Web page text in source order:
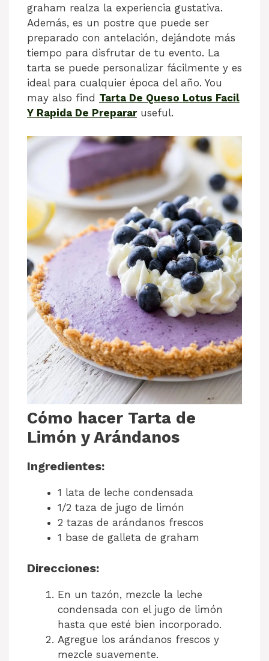
graham realza la experiencia gustativa.
Además, es un postre que puede ser
preparado con antelación, dejándote más
tiempo para disfrutar de tu evento. La
tarta se puede personalizar fácilmente y es
ideal para cualquier época del año. You
may also find Tarta De Queso Lotus Facil
Y Rapida De Prepararuseful.
Cómo hacer Tarta de
Limón y Arándanos
Ingredientes:
1 lata de leche condensada
1/2 taza de jugo de limón
2 tazas de arándanos frescos
1 base de galleta de graham
Direcciones:
En un tazón, mezcle la leche
condensada con el jugo de limón
hasta que esté bien incorporado.
Agregue los arándanos frescos y
mezcle suavemente.